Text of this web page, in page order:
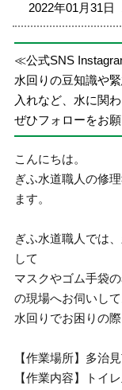
2022年01月31日
≪公式SNS
水回りの豆知識や
入れなど、水に関
ぜひフォローをお願
こんにちは。
ぎふ水道職人の修
ます。
ぎふ水道職人では
して
マスクやゴム手袋
の現場へお伺いして
水回りでお困りの
【作業場所】多治
【作業内容】トイ